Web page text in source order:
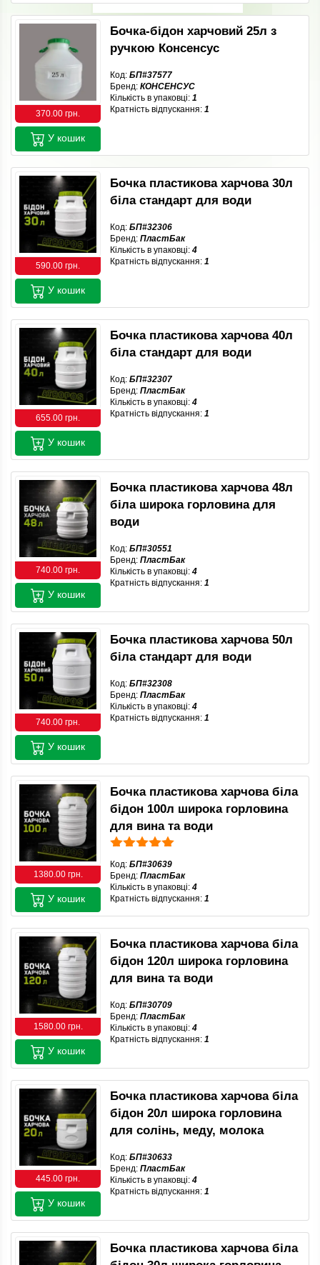
370.00 грн.
Бочка-бідон харчовий 25л з
ручкою Консенсус
Код: БП#37577
Бренд: КОНСЕНСУС
Кількість в упаковці: 1
Кратність відпускання: 1
У кошик
590.00 грн.
Бочка пластикова харчова 30л
біла стандарт для води
Код: БП#32306
Бренд: ПластБак
Кількість в упаковці: 4
Кратність відпускання: 1
У кошик
655.00 грн.
Бочка пластикова харчова 40л
біла стандарт для води
Код: БП#32307
Бренд: ПластБак
Кількість в упаковці: 4
Кратність відпускання: 1
У кошик
740.00 грн.
Бочка пластикова харчова 48л
біла широка горловина для
води
Код: БП#30551
Бренд: ПластБак
Кількість в упаковці: 4
Кратність відпускання: 1
У кошик
740.00 грн.
Бочка пластикова харчова 50л
біла стандарт для води
Код: БП#32308
Бренд: ПластБак
Кількість в упаковці: 4
Кратність відпускання: 1
У кошик
1380.00 грн.
Бочка пластикова харчова біла
бідон 100л широка горловина
для вина та води
Код: БП#30639
Бренд: ПластБак
Кількість в упаковці: 4
Кратність відпускання: 1
У кошик
1580.00 грн.
Бочка пластикова харчова біла
бідон 120л широка горловина
для вина та води
Код: БП#30709
Бренд: ПластБак
Кількість в упаковці: 4
Кратність відпускання: 1
У кошик
445.00 грн.
Бочка пластикова харчова біла
бідон 20л широка горловина
для солінь, меду, молока
Код: БП#30633
Бренд: ПластБак
Кількість в упаковці: 4
Кратність відпускання: 1
У кошик
Бочка пластикова харчова біла